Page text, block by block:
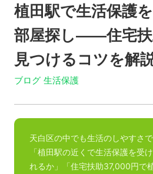
植田駅で生活保護
部屋探し——住宅扶
見つけるコツを解
ブログ 生活保護
天白区の中でも生活のしやすさ
「植田駅の近くで生活保護を受
れるか」「住宅扶助37,000円で